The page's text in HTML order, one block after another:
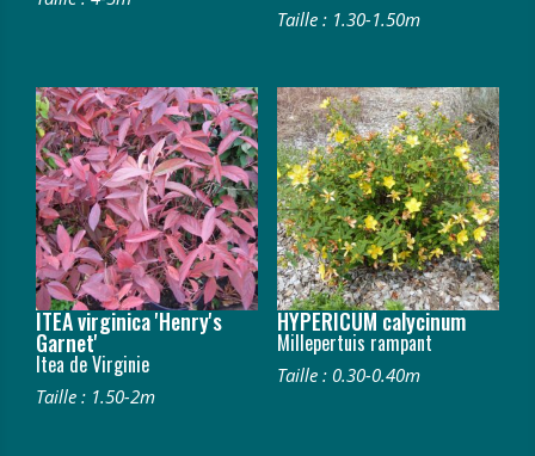
Taille : 1.30-1.50m
ITEA virginica 'Henry's
Garnet'
Itea de Virginie
Taille : 1.50-2m
HYPERICUM calycinum
Millepertuis rampant
Taille : 0.30-0.40m